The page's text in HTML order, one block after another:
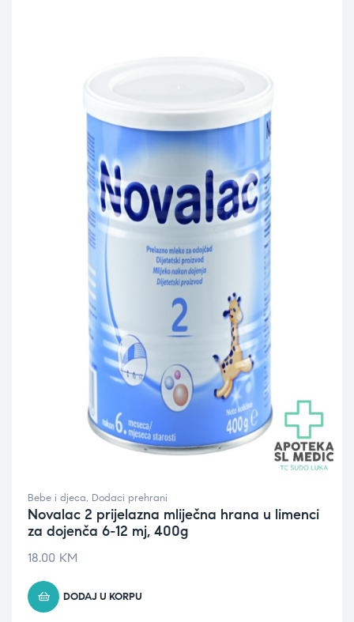
Bebe i djeca, Dodaci prehrani
Novalac 2 prijelazna mliječna hrana u limenci
za dojenča 6-12 mj, 400g
18.00 KM
DODAJ U KORPU